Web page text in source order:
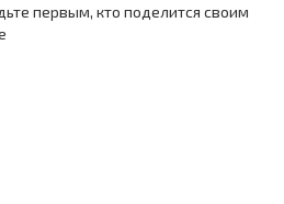
первым, кто поделится своим